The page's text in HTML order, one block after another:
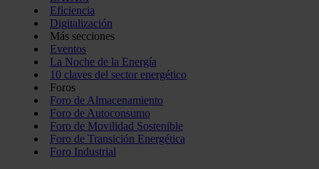
Eficiencia
Digitalización
Más secciones
Eventos
La Noche de la Energía
10 claves del sector energético
Foros
Foro de Almacenamiento
Foro de Autoconsumo
Foro de Movilidad Sostenible
Foro de Transición Energética
Foro Industrial